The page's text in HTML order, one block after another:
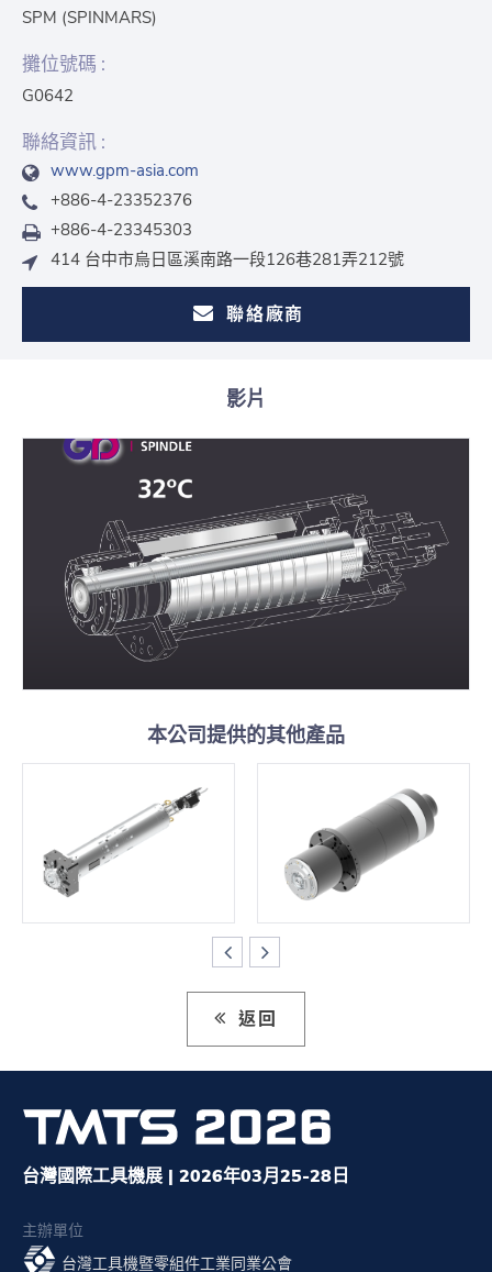
SPM (SPINMARS)
攤位號碼 :
G0642
聯絡資訊 :
www.gpm-asia.com
+886-4-23352376
+886-4-23345303
414 台中市烏日區溪南路一段126巷281弄212號
聯絡廠商
影片
本公司提供的其他產品
返回
台灣國際工具機展 | 2026年03月25-28日
主辦單位
台灣工具機暨零組件工業同業公會